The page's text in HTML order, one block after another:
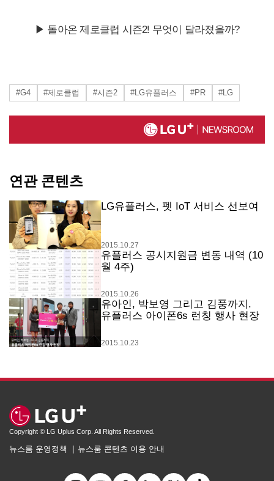
▶ 돌아온 제로클럽 시즌2! 무엇이 달라졌을까?
#G4 #제로클럽 #시즌2 #LG유플러스 #PR #LG
연관 콘텐츠
LG유플러스, 펫 IoT 서비스 선보여
2015.10.27
유플러스 공시지원금 변동 내역 (10
월 4주)
2015.10.26
유아인, 박보영 그리고 김풍까지.
유플러스 아이폰6s 런칭 행사 현장
2015.10.23
Copyright © LG Uplus Corp. All Rights Reserved.
뉴스룸 운영정책 뉴스룸 콘텐츠 이용 안내